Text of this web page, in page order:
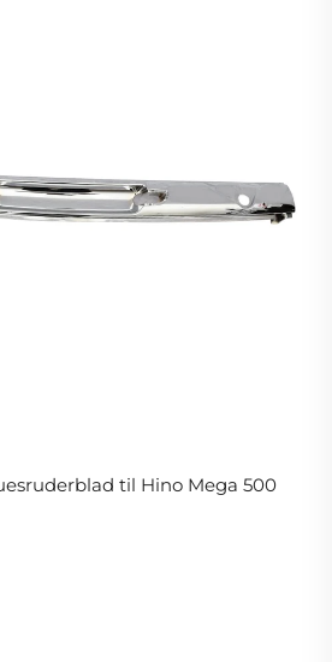
til Hino Mega 500